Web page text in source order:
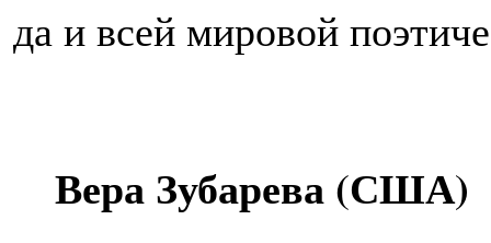
да и всей мировой
Вера Зубарева (США)